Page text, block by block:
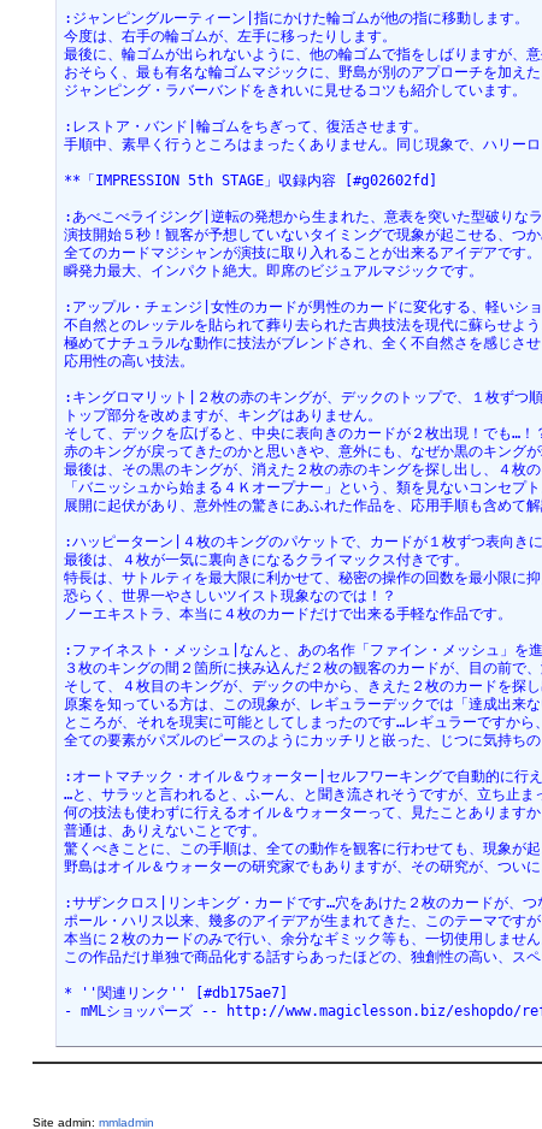
:ジャンピングルーティーン|指にかけた輪ゴムが他の指に移動します。
今度は、右手の輪ゴムが、左手に移ったりします。
最後に、輪ゴムが出られないように、他の輪ゴムで指をしばりますが、意
おそらく、最も有名な輪ゴムマジックに、野島が別のアプローチを加え
ジャンピング・ラバーバンドをきれいに見せるコツも紹介しています。
:レストア・バンド|輪ゴムをちぎって、復活させます。
手順中、素早く行うところはまったくありません。同じ現象で、ハリー
**「IMPRESSION 5th STAGE」収録内容 [#g02602fd]
:あべこべライジング|逆転の発想から生まれた、意表を突いた型破りなラ
演技開始５秒！観客が予想していないタイミングで現象が起こせる、つか
全てのカードマジシャンが演技に取り入れることが出来るアイデアです。
瞬発力最大、インパクト絶大。即席のビジュアルマジックです。
:アップル・チェンジ|女性のカードが男性のカードに変化する、軽いショ
不自然とのレッテルを貼られて葬り去られた古典技法を現代に蘇らせよう
極めてナチュラルな動作に技法がブレンドされ、全く不自然さを感じさせ
応用性の高い技法。
:キングロマリット|２枚の赤のキングが、デックのトップで、１枚ずつ
トップ部分を改めますが、キングはありません。
そして、デックを広げると、中央に表向きのカードが２枚出現！でも…！
赤のキングが戻ってきたのかと思いきや、意外にも、なぜか黒のキングが
最後は、その黒のキングが、消えた２枚の赤のキングを探し出し、４枚
「バニッシュから始まる４Ｋオープナー」という、類を見ないコンセプト
展開に起伏があり、意外性の驚きにあふれた作品を、応用手順も含めて解
:ハッピーターン|４枚のキングのパケットで、カードが１枚ずつ表向きに
最後は、４枚が一気に裏向きになるクライマックス付きです。
特長は、サトルティを最大限に利かせて、秘密の操作の回数を最小限に
恐らく、世界一やさしいツイスト現象なのでは！？
ノーエキストラ、本当に４枚のカードだけで出来る手軽な作品です。
:ファイネスト・メッシュ|なんと、あの名作「ファイン・メッシュ」を
３枚のキングの間２箇所に挟み込んだ２枚の観客のカードが、目の前で
そして、４枚目のキングが、デックの中から、きえた２枚のカードを探し
原案を知っている方は、この現象が、レギュラーデックでは「達成出来
ところが、それを現実に可能としてしまったのです…レギュラーですから
全ての要素がパズルのピースのようにカッチリと嵌った、じつに気持ち
:オートマチック・オイル＆ウォーター|セルフワーキングで自動的に行
…と、サラッと言われると、ふーん、と聞き流されそうですが、立ち止ま
何の技法も使わずに行えるオイル＆ウォーターって、見たことあります
普通は、ありえないことです。
驚くべきことに、この手順は、全ての動作を観客に行わせても、現象が起
野島はオイル＆ウォーターの研究家でもありますが、その研究が、つい
:サザンクロス|リンキング・カードです…穴をあけた２枚のカードが、つ
ポール・ハリス以来、幾多のアイデアが生まれてきた、このテーマです
本当に２枚のカードのみで行い、余分なギミック等も、一切使用しません
この作品だけ単独で商品化する話すらあったほどの、独創性の高い、スペ
* ''関連リンク'' [#db175ae7]
- mMLショッパーズ -- http://www.magiclesson.biz/eshopdo/
Site admin: mmladmin